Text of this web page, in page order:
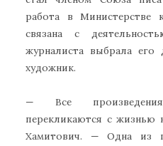
работа в Министерстве
связана с
журналиста выбрала
художник.
— Все
перекликаются с жизнью
Хамитович. — Одна из